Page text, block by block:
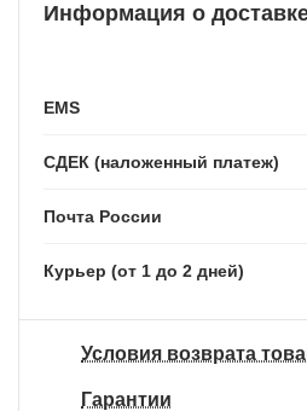
Информация о
EMS
СДЕК (наложенный платеж)
Почта России
Курьер (от 1 до 2 дней)
Условия возврата
Гарантии